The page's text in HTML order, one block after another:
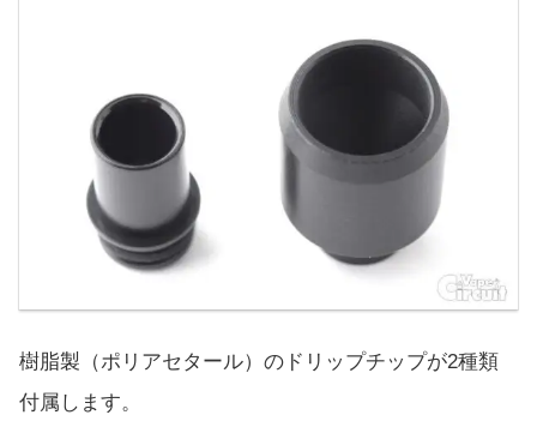
樹脂製（ポリアセタール）のドリップチップが2種類
付属します。